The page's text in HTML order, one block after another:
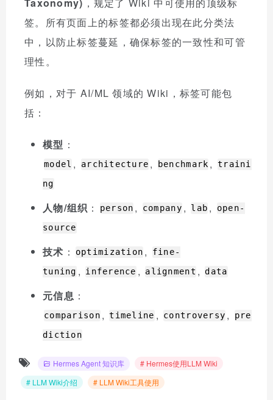
签。所有页面上的标签都必须出现在此分类法
中，以防止标签蔓延，确保标签的一致性和可管
理性。
例如，对于 AI/ML 领域的 Wiki，标签可能包
括：
模型 ：
model , architecture , benchmark ,
traini
ng
人物/组织 ： person , company , lab ,
open-
source
技术 ： optimization ,
fine-
tuning , inference , alignment , data
元信息 ：
comparison , timeline , controversy ,
pre
diction
Hermes Agent 知识库
# Hermes使用LLM Wiki
# LLM Wiki介绍
# LLM Wiki工具使用